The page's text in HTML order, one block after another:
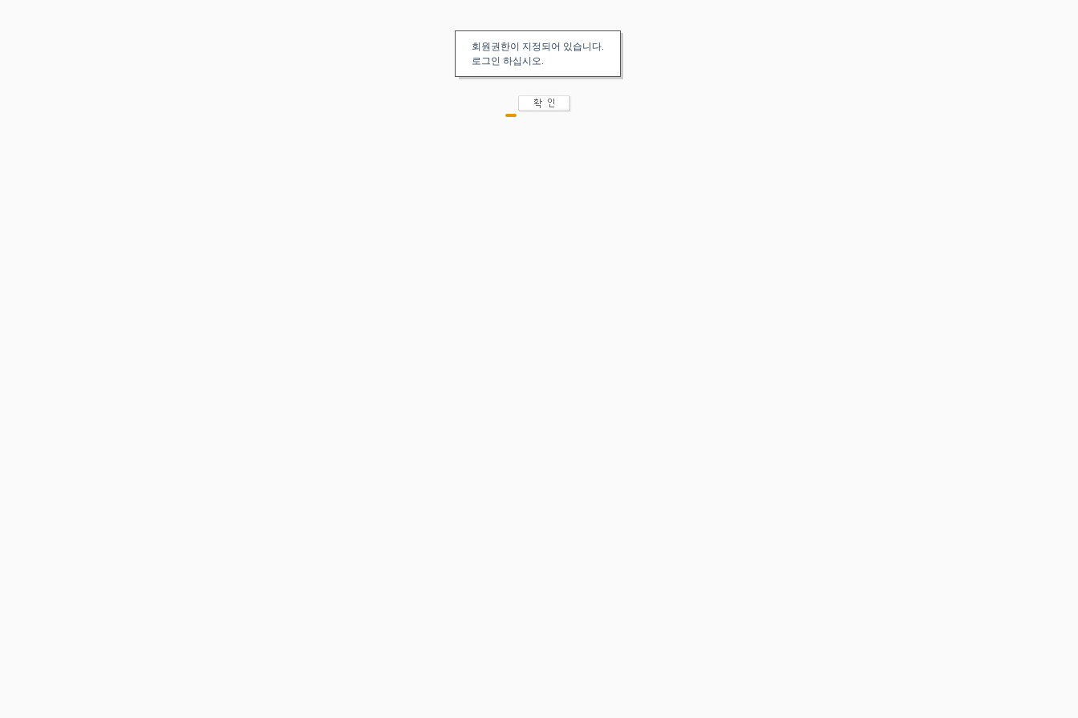
회원권한이 지정되어 있습니다.
로그인 하십시오.